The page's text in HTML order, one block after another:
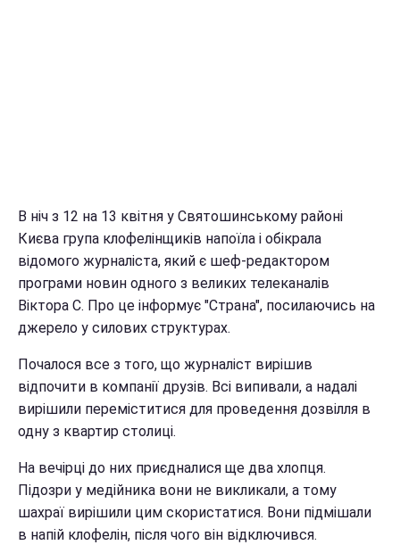
В ніч з 12 на 13 квітня у Святошинському районі
Києва група клофелінщиків напоїла і обікрала
відомого журналіста, який є шеф-редактором
програми новин одного з великих телеканалів
Віктора С. Про це інформує "Cтрана", посилаючись на
джерело у силових структурах.
Почалося все з того, що журналіст вирішив
відпочити в компанії друзів. Всі випивали, а надалі
вирішили переміститися для проведення дозвілля в
одну з квартир столиці.
На вечірці до них приєдналися ще два хлопця.
Підозри у медійника вони не викликали, а тому
шахраї вирішили цим скористатися. Вони підмішали
в напій клофелін, після чого він відключився.